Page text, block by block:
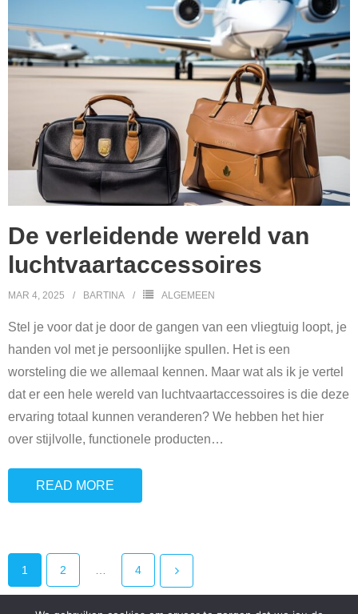
De verleidende wereld van
luchtvaartaccessoires
MAR 4, 2025 BARTINA ALGEMEEN
Stel je voor dat je door de gangen van een vliegtuig loopt, je
handen vol met je persoonlijke spullen. Het is een
worsteling die we allemaal kennen. Maar wat als ik je vertel
dat er een hele wereld van luchtvaartaccessoires is die deze
ervaring totaal kunnen veranderen? We hebben het hier
over stijlvolle, functionele producten…
READ MORE
1 2 4